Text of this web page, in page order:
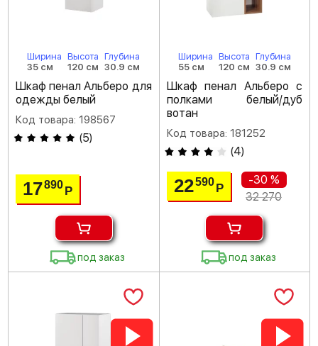
Ширина
35 см
Высота
120 см
Глубина
30.9 см
Шкаф пенал Альберо для
одежды белый
Код товара: 198567
(5)
17890Р
под заказ
Ширина
55 см
Высота
120 см
Глубина
30.9 см
Шкаф пенал Альберо с
полками белый/дуб
вотан
Код товара: 181252
(4)
22590 Р
-30 %
32 270
под заказ